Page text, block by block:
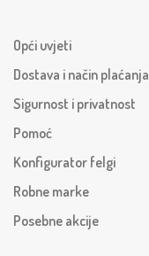
Opći uvjeti
Dostava i način plaćanja
Sigurnost i privatnost
Pomoć
Konfigurator felgi
Robne marke
Posebne akcije